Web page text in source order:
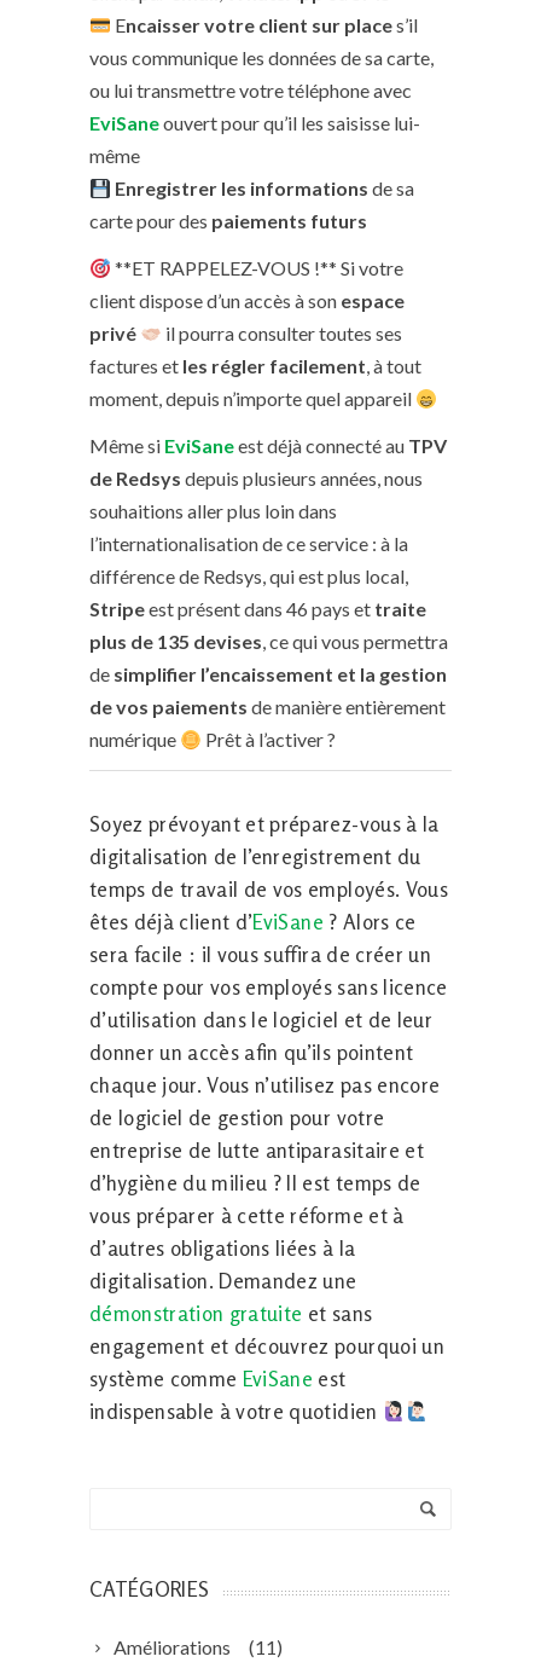
Encaisser votre client sur places’il
vous communique les données de sa carte,
ou lui transmettre votre téléphone avec
EviSaneouvert pour qu’il les saisisse lui-
même
Enregistrer les informations de sa
carte pour des paiements futurs
**ET RAPPELEZ-VOUS !** Si votre
client dispose d’un accès à son espace
privé
il pourra consulter toutes ses
factures et les régler facilement, à tout
moment, depuis n’importe quel appareil
Même si EviSaneest déjà connecté au TPV
de Redsys depuis plusieurs années, nous
souhaitions aller plus loin dans
l’internationalisation de ce service : à la
différence de Redsys, qui est plus local,
Stripeest présent dans 46 pays et traite
plus de 135 devises, ce qui vous permettra
de simplifier l’encaissement et la gestion
de vos paiements de manière entièrement
numérique
Prêt à l’activer ?
Soyez prévoyant et préparez-vous à la
digitalisation de l’enregistrement du
temps de travail de vos employés. Vous
êtes déjà client d’EviSane ? Alors ce
sera facile : il vous suffira de créer un
compte pour vos employés sans licence
d’utilisation dans le logiciel et de leur
donner un accès afin qu’ils pointent
chaque jour. Vous n’utilisez pas encore
de logiciel de gestion pour votre
entreprise de lutte antiparasitaire et
d’hygiène du milieu ? Il est temps de
vous préparer à cette réforme et à
d’autres obligations liées à la
digitalisation. Demandez une
démonstration gratuite et sans
engagement et découvrez pourquoi un
système comme EviSane est
indispensable à votre quotidien
CATÉGORIES
Améliorations (11)